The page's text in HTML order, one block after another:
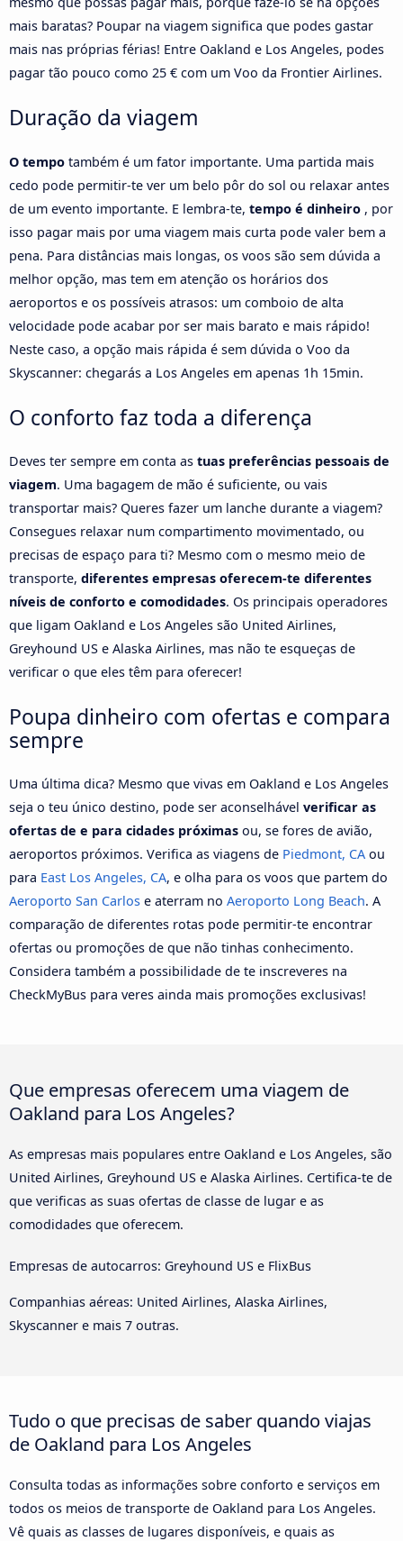
mais baratas? Poupar na viagem significa que podes gastar
mais nas próprias férias! Entre Oakland e Los Angeles, podes
pagar tão pouco como 25 € com um Voo da Frontier Airlines.
Duração da viagem
O tempo também é um fator importante. Uma partida mais
cedo pode permitir-te ver um belo pôr do sol ou relaxar antes
de um evento importante. E lembra-te, tempo é dinheiro , por
isso pagar mais por uma viagem mais curta pode valer bem a
pena. Para distâncias mais longas, os voos são sem dúvida a
melhor opção, mas tem em atenção os horários dos
aeroportos e os possíveis atrasos: um comboio de alta
velocidade pode acabar por ser mais barato e mais rápido!
Neste caso, a opção mais rápida é sem dúvida o Voo da
Skyscanner: chegarás a Los Angeles em apenas 1h 15min.
O conforto faz toda a diferença
Deves ter sempre em conta as tuas preferências pessoais de
viagem. Uma bagagem de mão é suficiente, ou vais
transportar mais? Queres fazer um lanche durante a viagem?
Consegues relaxar num compartimento movimentado, ou
precisas de espaço para ti? Mesmo com o mesmo meio de
transporte, diferentes empresas oferecem-te diferentes
níveis de conforto e comodidades. Os principais operadores
que ligam Oakland e Los Angeles são United Airlines,
Greyhound US e Alaska Airlines, mas não te esqueças de
verificar o que eles têm para oferecer!
Poupa dinheiro com ofertas e compara
sempre
Uma última dica? Mesmo que vivas em Oakland e Los Angeles
seja o teu único destino, pode ser aconselhável verificar as
ofertas de e para cidades próximas ou, se fores de avião,
aeroportos próximos. Verifica as viagens de Piedmont, CA ou
para East Los Angeles, CA, e olha para os voos que partem do
Aeroporto San Carlos e aterram no Aeroporto Long Beach. A
comparação de diferentes rotas pode permitir-te encontrar
ofertas ou promoções de que não tinhas conhecimento.
Considera também a possibilidade de te inscreveres na
CheckMyBus para veres ainda mais promoções exclusivas!
Que empresas oferecem uma viagem de
Oakland para Los Angeles?
As empresas mais populares entre Oakland e Los Angeles, são
United Airlines, Greyhound US e Alaska Airlines. Certifica-te de
que verificas as suas ofertas de classe de lugar e as
comodidades que oferecem.
Empresas de autocarros: Greyhound US e FlixBus
Companhias aéreas: United Airlines, Alaska Airlines,
Skyscanner e mais 7 outras.
Tudo o que precisas de saber quando viajas
de Oakland para Los Angeles
Consulta todas as informações sobre conforto e serviços em
todos os meios de transporte de Oakland para Los Angeles.
Vê quais as classes de lugares disponíveis, e quais as